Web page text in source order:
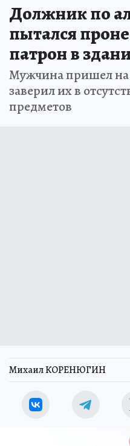
Должник по
пытался
патрон в
Мужчина пришел
заверил их в
предметов
Михаил КОРЕНЮГИН